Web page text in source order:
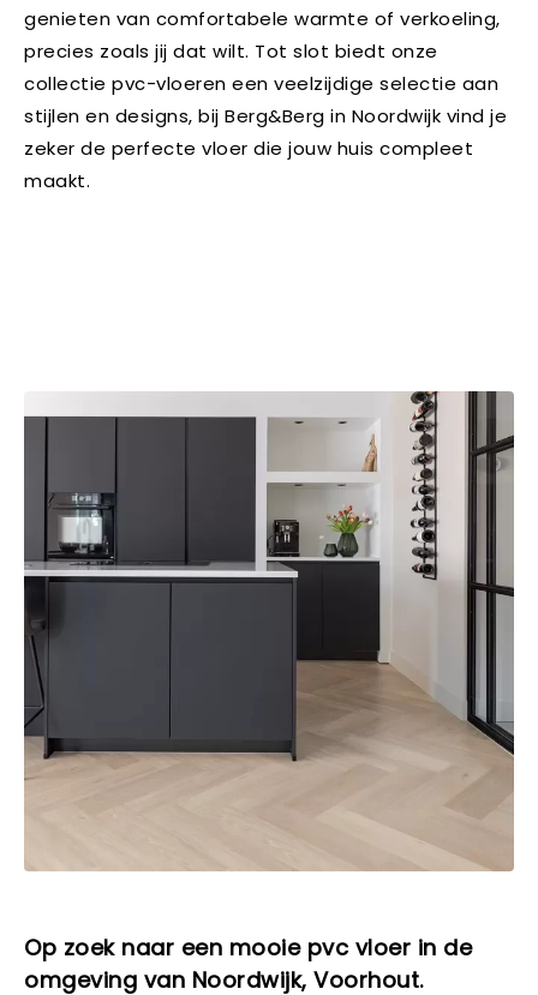
genieten van comfortabele warmte of verkoeling,
precies zoals jij dat wilt. Tot slot biedt onze
collectie pvc-vloeren een veelzijdige selectie aan
stijlen en designs, bij Berg&Berg in Noordwijk vind je
zeker de perfecte vloer die jouw huis compleet
maakt.
Op zoek naar een mooie pvc vloer in de
omgeving van Noordwijk, Voorhout.